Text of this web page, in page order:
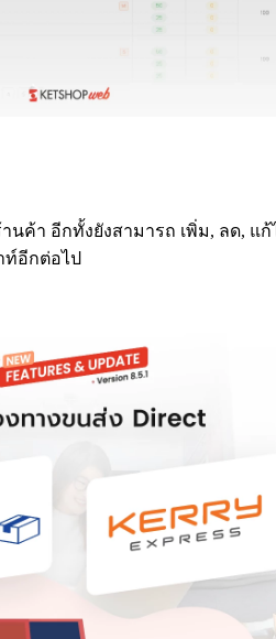
นค้า อีกทั้งยังสามารถ เพิ่ม, ลด,
ท์อีกต่อไป